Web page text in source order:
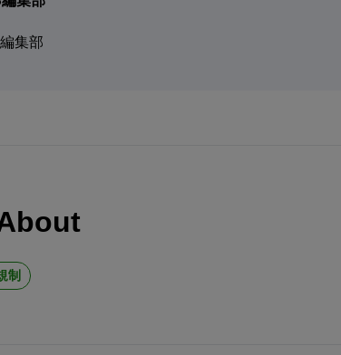
集部
制